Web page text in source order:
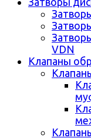
VDN
Клапаны